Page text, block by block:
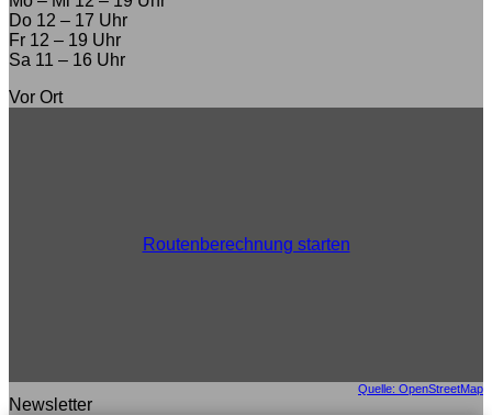
Do 12 – 17 Uhr
Fr 12 – 19 Uhr
Sa 11 – 16 Uhr
Vor Ort
Routenberechnung starten
Quelle: OpenStreetMap
Newsletter